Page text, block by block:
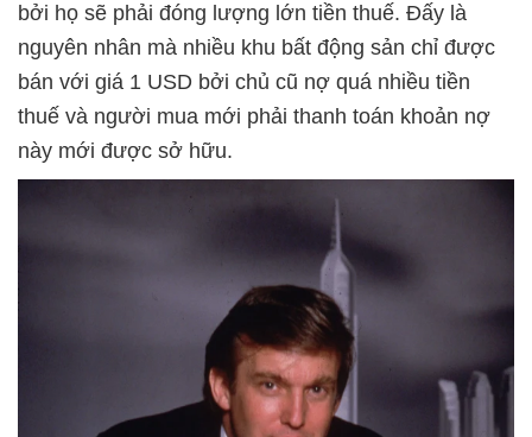
bởi họ sẽ phải đóng lượng lớn tiền thuế. Đấy là
nguyên nhân mà nhiều khu bất động sản chỉ được
bán với giá 1 USD bởi chủ cũ nợ quá nhiều tiền
thuế và người mua mới phải thanh toán khoản nợ
này mới được sở hữu.